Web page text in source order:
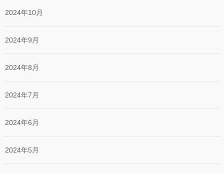
2024年10月
2024年9月
2024年8月
2024年7月
2024年6月
2024年5月